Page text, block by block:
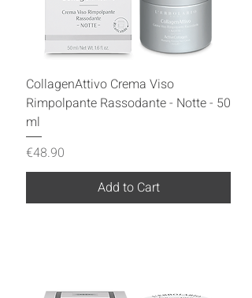
CollagenAttivo Crema Viso
Rimpolpante Rassodante - Notte - 50
ml
Price
€48.90
Add to Cart